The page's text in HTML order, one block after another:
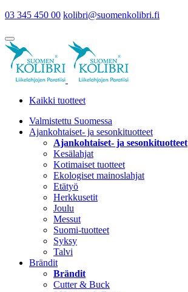
03 345 450 00 kolibri@suomenkolibri.fi
Kaikki tuotteet
Valmistettu Suomessa
Ajankohtaiset- ja sesonkituotteet
Ajankohtaiset- ja sesonkituotteet
Kesälahjat
Kotimaiset tuotteet
Ekologiset mainoslahjat
Etätyö
Herkkusetit
Joulu
Messut
Suomi-tuotteet
Syksy
Talvi
Brändit
Brändit
Cutter & Buck